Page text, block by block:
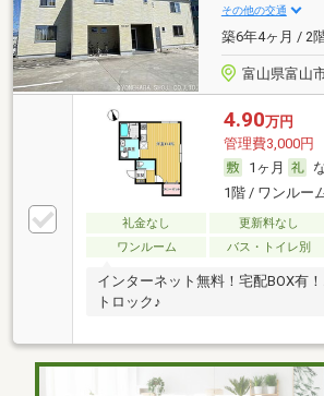
その他の交通
築6年4ヶ月 / 2
富山県富山
4.90万円
管理費3,000円
1ヶ月
1階 / ワンルー
礼金なし 更新料なし
ワンルーム
バス・トイレ別
インターネット無料！宅配BOX有
トロック♪